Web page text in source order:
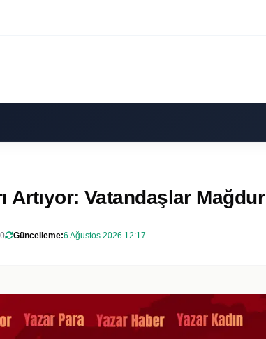
Artıyor: Vatandaşlar Mağdur
Güncelleme:6 Ağustos 2026 12:17